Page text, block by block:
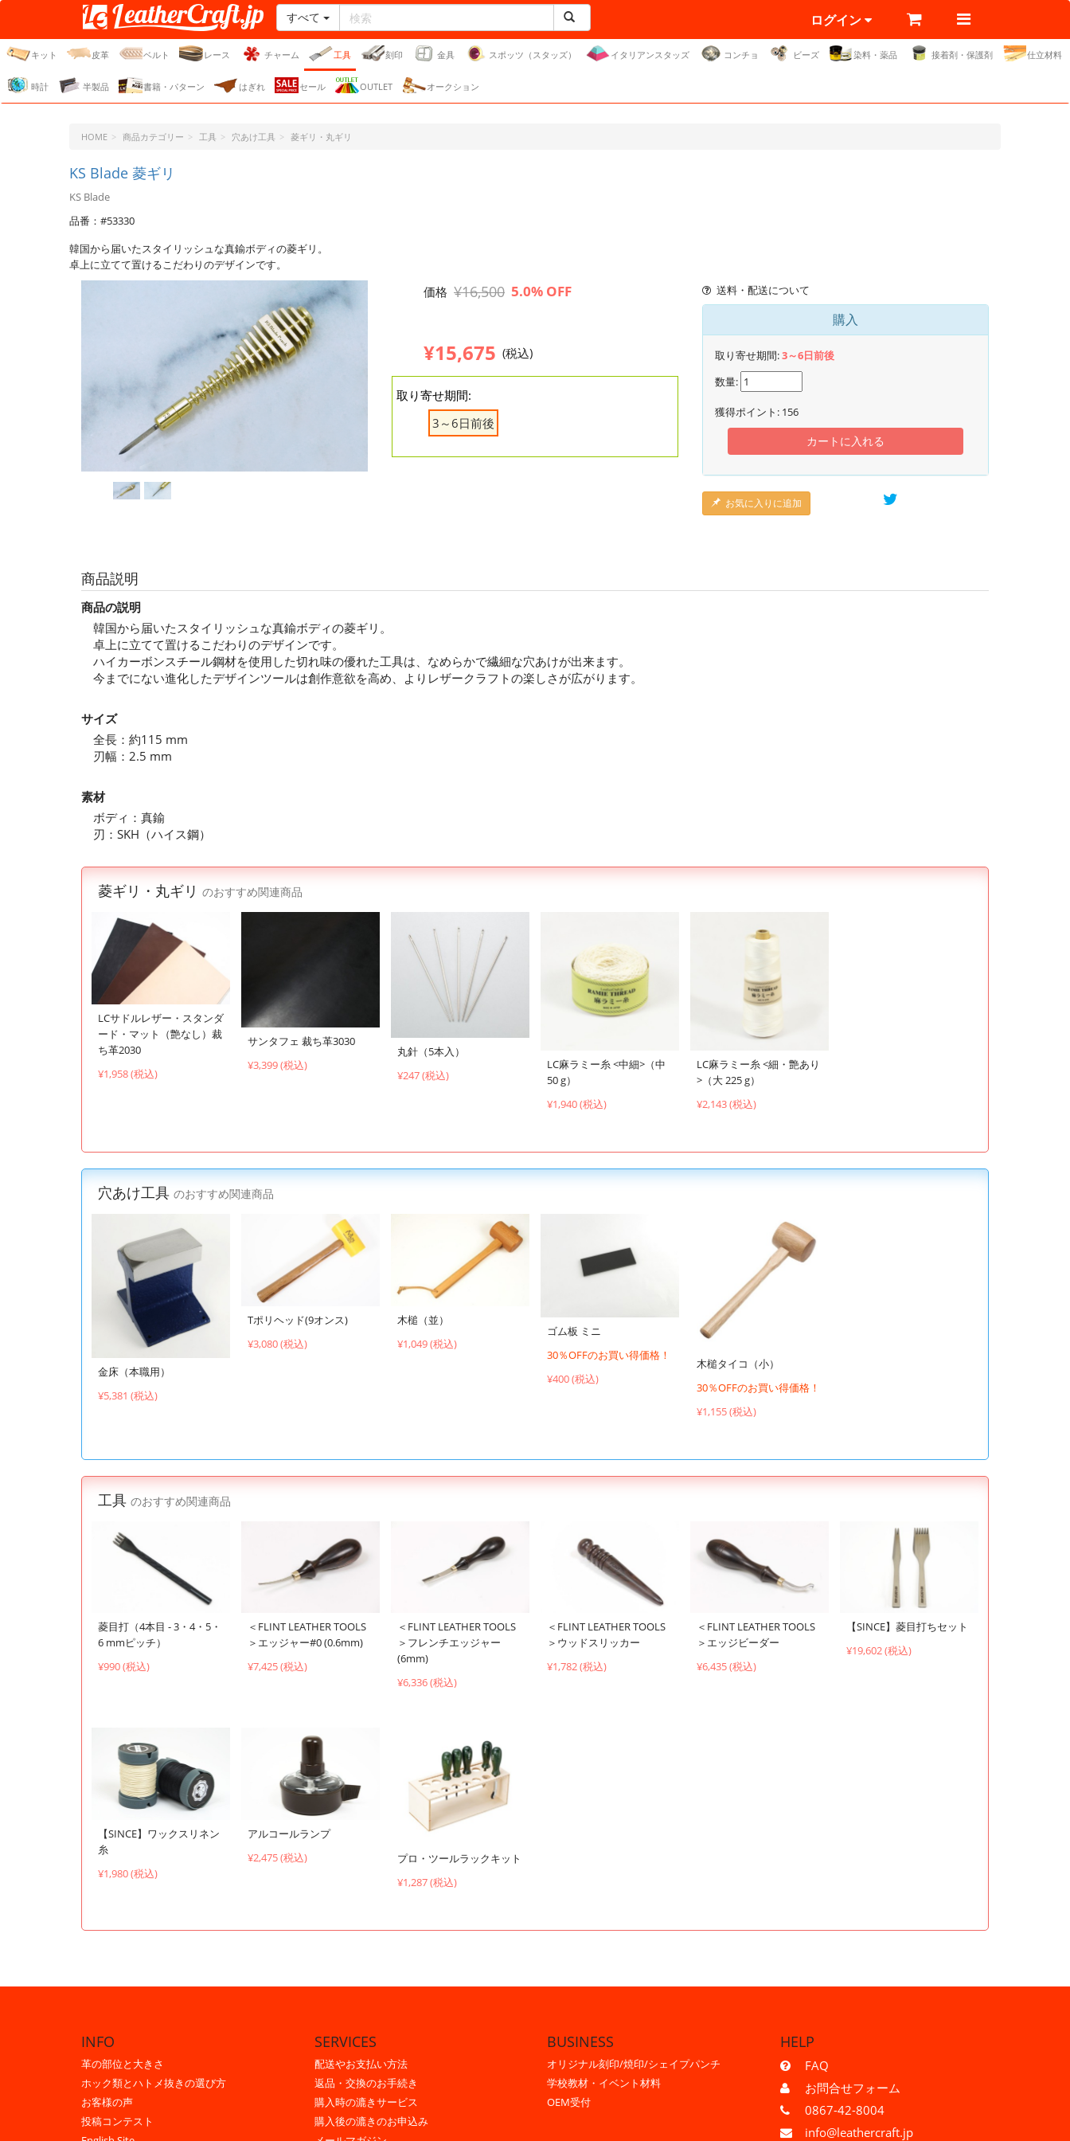
レザークラフト・ドット・
ジェーピー
すべて ログイン
キット 皮革 ベルト レース チャーム 工具 刻印 金具 スポッツ（スタッズ） イタリアンスタッズ コンチョ ビーズ 染料・薬品 接着剤・保護剤 仕立材料
時計 半製品 書籍・パターン はぎれ セール OUTLET オークション
HOME 商品カテゴリー 工具 穴あけ工具 菱ギリ・丸ギリ
KS Blade 菱ギリ
KS Blade
品番：#53330
韓国から届いたスタイリッシュな真鍮ボディの菱ギリ。
卓上に立てて置けるこだわりのデザインです。
価格 ¥16,500 5.0% OFF
¥15,675 (税込)
取り寄せ期間:
3～6日前後
送料・配送について
購入
取り寄せ期間:3～6日前後
数量:
獲得ポイント: 156
カートに入れる
お気に入りに追加
商品説明
商品の説明
韓国から届いたスタイリッシュな真鍮ボディの菱ギリ。
卓上に立てて置けるこだわりのデザインです。
ハイカーボンスチール鋼材を使用した切れ味の優れた工具は、なめらかで繊細な穴あけが出来ます。
今までにない進化したデザインツールは創作意欲を高め、よりレザークラフトの楽しさが広がります。
サイズ
全長：約115 mm
刃幅：2.5 mm
素材
ボディ：真鍮
刃：SKH（ハイス鋼）
菱ギリ・丸ギリ のおすすめ関連商品
LCサドルレザー・スタンダ
ード・マット（艶なし）裁
ち革2030
¥1,958 (税込)
サンタフェ 裁ち革3030
¥3,399 (税込)
丸針（5本入）
¥247 (税込)
LC麻ラミー糸 <中細>（中
50 g）
¥1,940 (税込)
LC麻ラミー糸 <細・艶あり
>（大 225 g）
¥2,143 (税込)
穴あけ工具 のおすすめ関連商品
金床（本職用）
¥5,381 (税込)
Tポリヘッド(9オンス)
¥3,080 (税込)
木槌（並）
¥1,049 (税込)
ゴム板 ミニ
30％OFFのお買い得価格！
¥400 (税込)
木槌タイコ（小）
30％OFFのお買い得価格！
¥1,155 (税込)
工具 のおすすめ関連商品
菱目打（4本目 - 3・4・5・
6 mmピッチ）
¥990 (税込)
＜FLINT LEATHER TOOLS
＞エッジャー#0 (0.6mm)
¥7,425 (税込)
＜FLINT LEATHER TOOLS
＞フレンチエッジャー
(6mm)
¥6,336 (税込)
＜FLINT LEATHER TOOLS
＞ウッドスリッカー
¥1,782 (税込)
＜FLINT LEATHER TOOLS
＞エッジビーダー
¥6,435 (税込)
【SINCE】菱目打ちセット
¥19,602 (税込)
【SINCE】ワックスリネン
糸
¥1,980 (税込)
アルコールランプ
¥2,475 (税込)
プロ・ツールラックキット
¥1,287 (税込)
INFO
革の部位と大きさ
ホック類とハトメ抜きの選び方
お客様の声
投稿コンテスト
SERVICES
配送やお支払い方法
返品・交換のお手続き
購入時の漉きサービス
購入後の漉きのお申込み
BUSINESS
オリジナル刻印/焼印/シェイプパンチ
学校教材・イベント材料
OEM受付
HELP
FAQ
お問合せフォーム
0867-42-8004
info@leathercraft.jp